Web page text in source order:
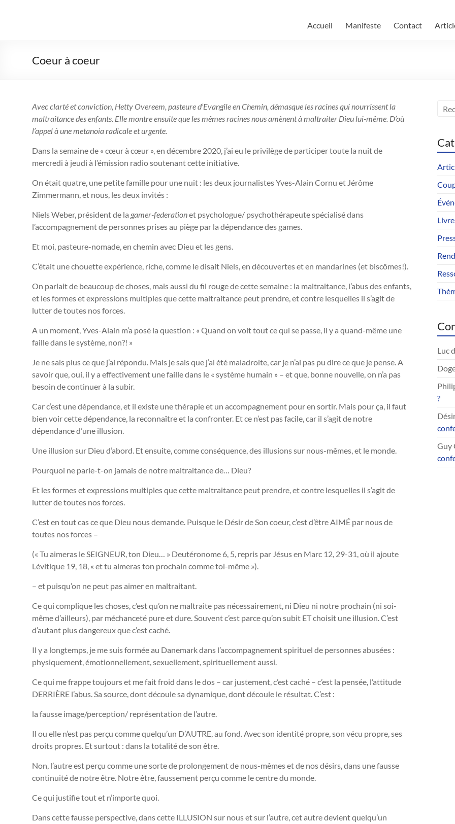
Rassemblement
un
Renouveau
Réformé
Une
couleur
dans
l'Église
Accueil Manifeste Contact
Coeur à coeur
Avec clarté et conviction, Hetty Overeem, pasteure d’Evangile en Chemin, démasque les racines qui nourrissent la
maltraitance des enfants. Elle montre ensuite que les mêmes racines nous amènent à maltraiter Dieu lui-même. D’où
l’appel à une metanoia radicaleet urgente.
Dans la semaine de « cœur à cœur », en décembre 2020, j’ai eu le privilège de participer toute la nuit de
mercredi à jeudi à l’émission radio soutenant cette initiative.
On était quatre, une petite famille pour une nuit : les deux journalistes Yves-Alain Cornu et Jérôme
Zimmermann, et nous, les deux invités :
Niels Weber, président de la gamer-federationet psychologue/ psychothérapeute spécialisé dans
l’accompagnement de personnes prises au piège par la dépendance des games.
Et moi, pasteure-nomade, en chemin avec Dieu et les gens.
C’était une chouette expérience, riche, comme le disait Niels, en découvertes et en mandarines (et biscômes!).
On parlait de beaucoup de choses, mais aussi du fil rouge de cette semaine : la maltraitance, l’abus des enfants,
et les formes et expressions multiples que cette maltraitance peut prendre, et contre lesquelles il s’agit de
lutter de toutes nos forces.
A un moment, Yves-Alain m’a posé la question : « Quand on voit tout ce qui se passe, il y a quand-même une
faille dans le système, non?! »
Je ne sais plus ce que j’ai répondu. Mais je sais que j’ai été maladroite, car je n’ai pas pu dire ce que je pense. A
savoir que, oui, il y a effectivement une faille dans le « système humain » – et que, bonne nouvelle, on n’a pas
besoin de continuer à la subir.
Car c’est une dépendance, et il existe une thérapie et un accompagnement pour en sortir. Mais pour ça, il faut
bien voir cette dépendance, la reconnaître et la confronter. Et ce n’est pas facile, car il s’agit de notre
dépendance d’une illusion.
Une illusion sur Dieu d’abord. Et ensuite, comme conséquence, des illusions sur nous-mêmes, et le monde.
Pourquoi ne parle-t-on jamais de notre maltraitance de… Dieu?
Et les formes et expressions multiples que cette maltraitance peut prendre, et contre lesquelles il s’agit de
lutter de toutes nos forces.
C’est en tout cas ce que Dieu nous demande. Puisque le Désir de Son coeur, c’est d’être AIMÉ par nous de
toutes nos forces –
(« Tu aimeras le SEIGNEUR, ton Dieu… » Deutéronome 6, 5, repris par Jésus en Marc 12, 29-31, où il ajoute
Lévitique 19, 18, « et tu aimeras ton prochain comme toi-même »).
– et puisqu’on ne peut pas aimer en maltraitant.
Ce qui complique les choses, c’est qu’on ne maltraite pas nécessairement, ni Dieu ni notre prochain (ni soi-
même d’ailleurs), par méchanceté pure et dure. Souvent c’est parce qu’on subit ET choisit une illusion. C’est
d’autant plus dangereux que c’est caché.
Il y a longtemps, je me suis formée au Danemark dans l’accompagnement spirituel de personnes abusées :
physiquement, émotionnellement, sexuellement, spirituellement aussi.
Ce qui me frappe toujours et me fait froid dans le dos – car justement, c’est caché – c’est la pensée, l’attitude
DERRIÈRE l’abus. Sa source, dont découle sa dynamique, dont découle le résultat. C’est :
la fausse image/perception/ représentation de l’autre.
Il ou elle n’est pas perçu comme quelqu’un D’AUTRE, au fond. Avec son identité propre, son vécu propre, ses
droits propres. Et surtout : dans la totalité de son être.
Non, l’autre est perçu comme une sorte de prolongement de nous-mêmes et de nos désirs, dans une fausse
continuité de notre être. Notre être, faussement perçu comme le centre du monde.
Ce qui justifie tout et n’importe quoi.
Dans cette fausse perspective, dans cette ILLUSION sur nous et sur l’autre, cet autre devient quelqu’un
Luc
?
Guy